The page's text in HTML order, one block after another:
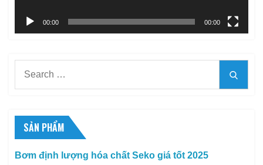
00:00 00:00
SẢN PHẨM
Bơm định lượng hóa chất Seko giá tốt 2025